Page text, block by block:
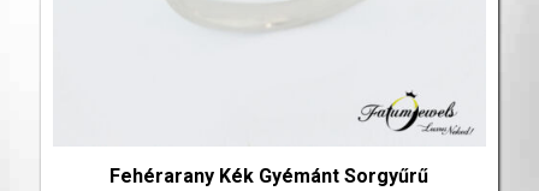
Fehérarany Kék Gyémánt Sorgyűrű